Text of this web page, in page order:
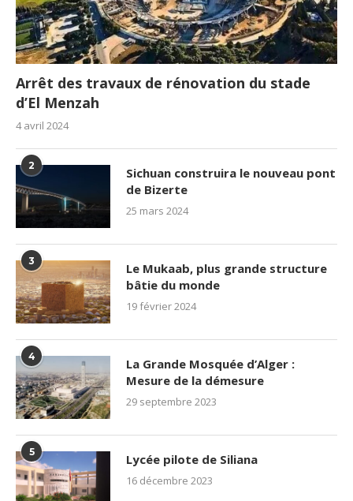
Arrêt des travaux de rénovation du stade
d’El Menzah
4 avril 2024
2
Sichuan construira le nouveau pont
de Bizerte
25 mars 2024
3
Le Mukaab, plus grande structure
bâtie du monde
19 février 2024
4
La Grande Mosquée d’Alger :
Mesure de la démesure
29 septembre 2023
5 Lycée pilote de Siliana
16 décembre 2023